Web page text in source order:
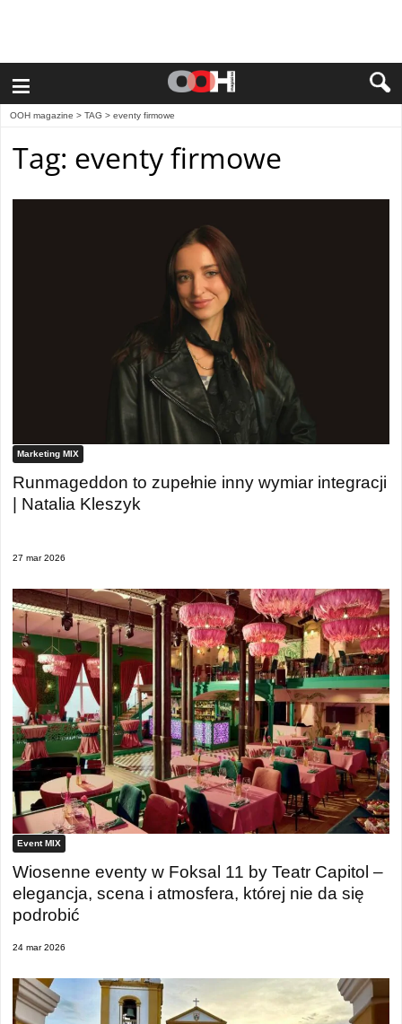
≡
OOH magazine > TAG > eventy firmowe
Tag: eventy firmowe
Marketing MIX
Runmageddon to zupełnie inny wymiar integracji
| Natalia Kleszyk
27 mar 2026
Event MIX
Wiosenne eventy w Foksal 11 by Teatr Capitol –
elegancja, scena i atmosfera, której nie da się
podrobić
24 mar 2026